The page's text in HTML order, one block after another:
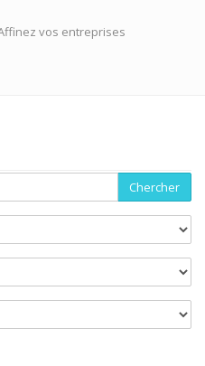
vos entreprises
Chercher